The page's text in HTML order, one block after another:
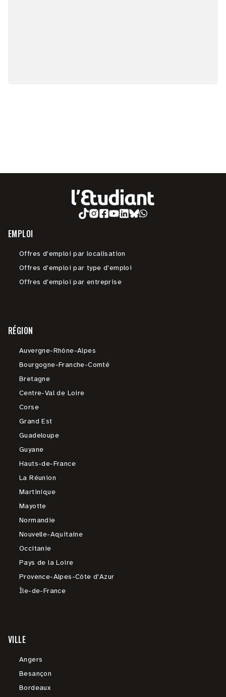
EMPLOI
Offres d'emploi par localisation
Offres d'emploi par type d'emploi
Offres d'emploi par entreprise
RÉGION
Auvergne-Rhône-Alpes
Bourgogne-Franche-Comté
Bretagne
Centre-Val de Loire
Corse
Grand Est
Guadeloupe
Guyane
Hauts-de-France
La Réunion
Martinique
Mayotte
Normandie
Nouvelle-Aquitaine
Occitanie
Pays de la Loire
Provence-Alpes-Côte d'Azur
Île-de-France
VILLE
Angers
Besançon
Bordeaux